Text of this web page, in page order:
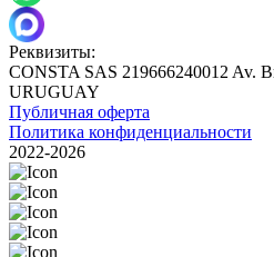
Реквизиты:
CONSTA SAS 219666240012 Av.
URUGUAY
Публичная оферта
Политика конфиденциальности
2022-2026